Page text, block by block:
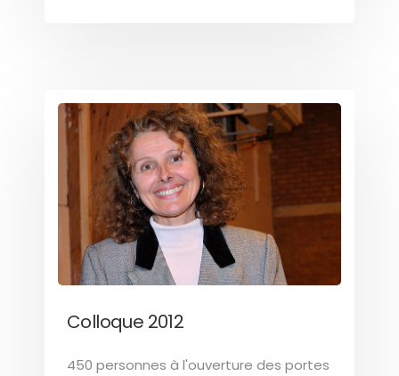
Colloque 2012
450 personnes à l'ouverture des portes